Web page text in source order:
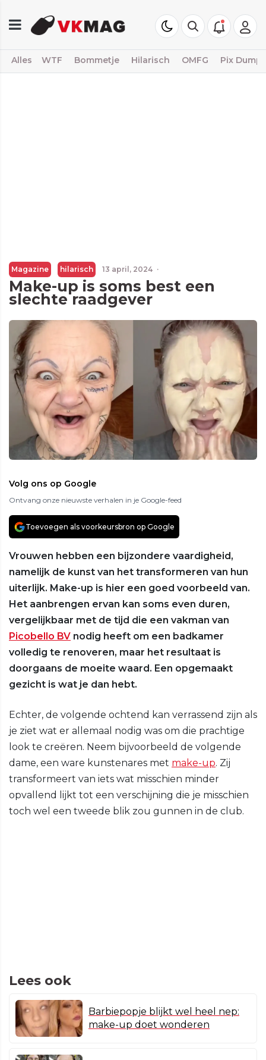
Alles WTF Bommetje Hilarisch OMFG Pix Dump
Magazine hilarisch 13 april, 2024 ·
Make-up is soms best een
slechte raadgever
Volg ons op Google
Ontvang onze nieuwste verhalen in je Google-feed
Toevoegen als voorkeursbron op Google
Vrouwen hebben een bijzondere vaardigheid,
namelijk de kunst van het transformeren van hun
uiterlijk. Make-up is hier een goed voorbeeld van.
Het aanbrengen ervan kan soms even duren,
vergelijkbaar met de tijd die een vakman van
Picobello BV nodig heeft om een badkamer
volledig te renoveren, maar het resultaat is
doorgaans de moeite waard. Een opgemaakt
gezicht is wat je dan hebt.
Echter, de volgende ochtend kan verrassend zijn als
je ziet wat er allemaal nodig was om die prachtige
look te creëren. Neem bijvoorbeeld de volgende
dame, een ware kunstenares met make-up. Zij
transformeert van iets wat misschien minder
opvallend lijkt tot een verschijning die je misschien
toch wel een tweede blik zou gunnen in de club.
Lees ook
Barbiepopje blijkt wel heel nep:
make-up doet wonderen